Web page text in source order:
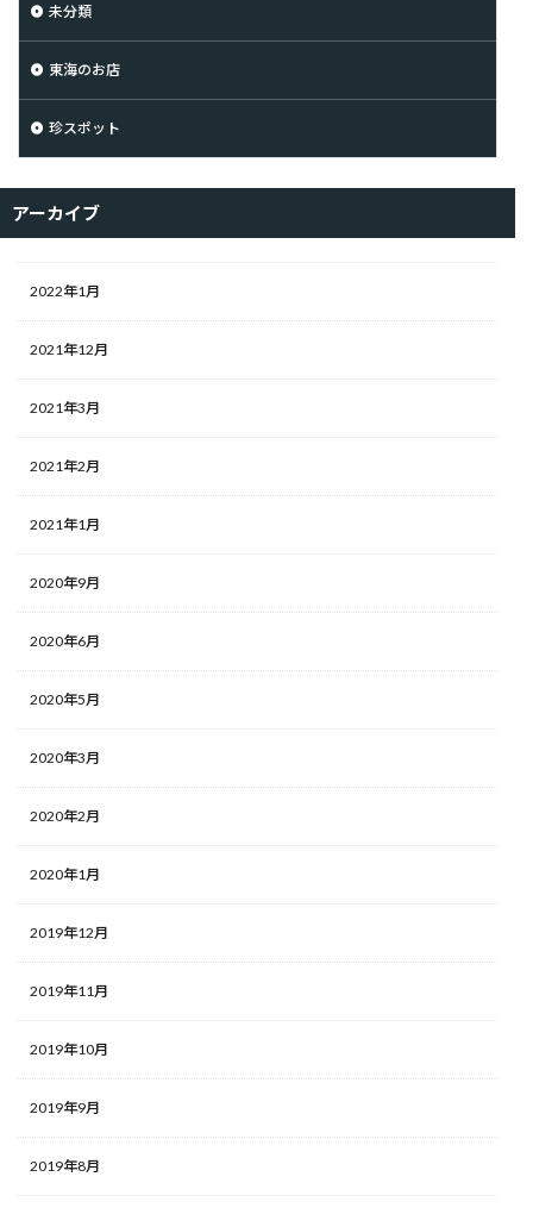
未分類
東海のお店
珍スポット
アーカイブ
2022年1月
2021年12月
2021年3月
2021年2月
2021年1月
2020年9月
2020年6月
2020年5月
2020年3月
2020年2月
2020年1月
2019年12月
2019年11月
2019年10月
2019年9月
2019年8月